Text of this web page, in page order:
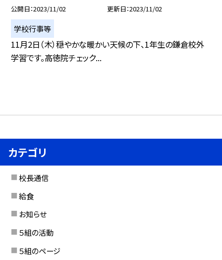
公開日 2023/11/02 更新日 2023/11/02
学校行事等
11月2日（木）穏やかな暖かい天候の下、1年生の鎌倉校外
学習です。高徳院チェック...
カテゴリ
校長通信
給食
お知らせ
５組の活動
５組のページ